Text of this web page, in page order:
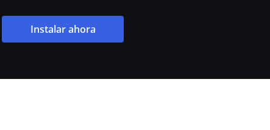
Instalar ahora